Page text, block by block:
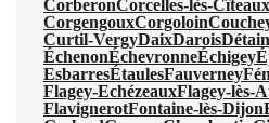
CorberonCorcelles-lès-Cîteaux
CorgengouxCorgoloin
Curtil-VergyDaixDarois
ÉchenonÉchevronneÉchigey
EsbarresÉtaulesFauverney
Flagey-EchézeauxFlagey-lès-
FlavignerotFontaine-lès-Dijon